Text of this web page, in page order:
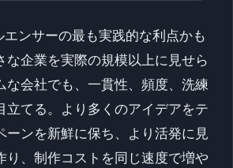
エンサーの最も実践的な利点かも
な企業を実際の規模以上に見せら
な会社でも、一貫性、頻度、洗練
立てる。より多くのアイデアをテ
ーンを新鮮に保ち、より活発に見
り、制作コストを同じ速度で増や